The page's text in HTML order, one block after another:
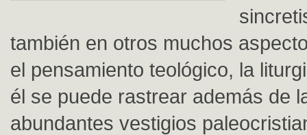
también en otros muchos
el pensamiento teológico, la
él se puede rastrear además de
abundantes vestigios